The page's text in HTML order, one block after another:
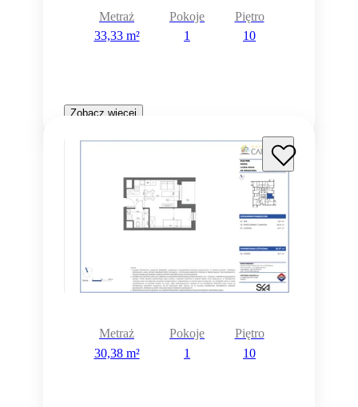
Metraż
33,33 m²
Pokoje
1
Piętro
10
Zobacz więcej
Metraż
30,38 m²
Pokoje
1
Piętro
10